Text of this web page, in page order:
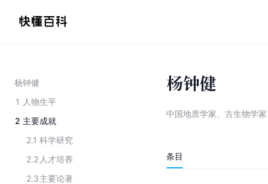
杨钟健
1 人物生平
2 主要成就
2.1 科学研究
2.2 人才培养
2.3主要论著
杨钟健
中国地质学家、古生物学家
条目